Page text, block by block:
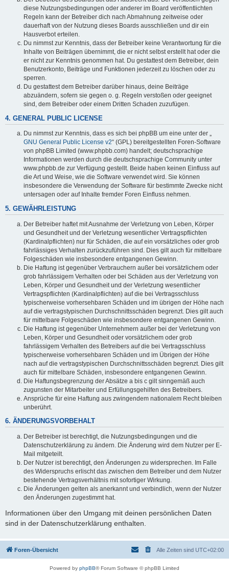
diese Nutzungsbedingungen oder anderer im Board veröffentlichten
Regeln kann der Betreiber dich nach Abmahnung zeitweise oder
dauerhaft von der Nutzung dieses Boards ausschließen und dir ein
Hausverbot erteilen.
Du nimmst zur Kenntnis, dass der Betreiber keine Verantwortung für die
Inhalte von Beiträgen übernimmt, die er nicht selbst erstellt hat oder die
er nicht zur Kenntnis genommen hat. Du gestattest dem Betreiber, dein
Benutzerkonto, Beiträge und Funktionen jederzeit zu löschen oder zu
sperren.
Du gestattest dem Betreiber darüber hinaus, deine Beiträge
abzuändern, sofern sie gegen o. g. Regeln verstoßen oder geeignet
sind, dem Betreiber oder einem Dritten Schaden zuzufügen.
4. GENERAL PUBLIC LICENSE
Du nimmst zur Kenntnis, dass es sich bei phpBB um eine unter der „
GNU General Public License v2“ (GPL) bereitgestellten Foren-Software
von phpBB Limited (www.phpbb.com) handelt; deutschsprachige
Informationen werden durch die deutschsprachige Community unter
www.phpbb.de zur Verfügung gestellt. Beide haben keinen Einfluss auf
die Art und Weise, wie die Software verwendet wird. Sie können
insbesondere die Verwendung der Software für bestimmte Zwecke nicht
untersagen oder auf Inhalte fremder Foren Einfluss nehmen.
5. GEWÄHRLEISTUNG
Der Betreiber haftet mit Ausnahme der Verletzung von Leben, Körper
und Gesundheit und der Verletzung wesentlicher Vertragspflichten
(Kardinalpflichten) nur für Schäden, die auf ein vorsätzliches oder grob
fahrlässiges Verhalten zurückzuführen sind. Dies gilt auch für mittelbare
Folgeschäden wie insbesondere entgangenen Gewinn.
Die Haftung ist gegenüber Verbrauchern außer bei vorsätzlichem oder
grob fahrlässigem Verhalten oder bei Schäden aus der Verletzung von
Leben, Körper und Gesundheit und der Verletzung wesentlicher
Vertragspflichten (Kardinalpflichten) auf die bei Vertragsschluss
typischerweise vorhersehbaren Schäden und im übrigen der Höhe nach
auf die vertragstypischen Durchschnittsschäden begrenzt. Dies gilt auch
für mittelbare Folgeschäden wie insbesondere entgangenen Gewinn.
Die Haftung ist gegenüber Unternehmern außer bei der Verletzung von
Leben, Körper und Gesundheit oder vorsätzlichem oder grob
fahrlässigem Verhalten des Betreibers auf die bei Vertragsschluss
typischerweise vorhersehbaren Schäden und im Übrigen der Höhe
nach auf die vertragstypischen Durchschnittsschäden begrenzt. Dies gilt
auch für mittelbare Schäden, insbesondere entgangenen Gewinn.
Die Haftungsbegrenzung der Absätze a bis c gilt sinngemäß auch
zugunsten der Mitarbeiter und Erfüllungsgehilfen des Betreibers.
Ansprüche für eine Haftung aus zwingendem nationalem Recht bleiben
unberührt.
6. ÄNDERUNGSVORBEHALT
Der Betreiber ist berechtigt, die Nutzungsbedingungen und die
Datenschutzerklärung zu ändern. Die Änderung wird dem Nutzer per E-
Mail mitgeteilt.
Der Nutzer ist berechtigt, den Änderungen zu widersprechen. Im Falle
des Widerspruchs erlischt das zwischen dem Betreiber und dem Nutzer
bestehende Vertragsverhältnis mit sofortiger Wirkung.
Die Änderungen gelten als anerkannt und verbindlich, wenn der Nutzer
den Änderungen zugestimmt hat.
Informationen über den Umgang mit deinen persönlichen Daten
sind in der Datenschutzerklärung enthalten.
Foren-Übersicht Alle Zeiten sind UTC+02:00
Powered by phpBB® Forum Software © phpBB Limited